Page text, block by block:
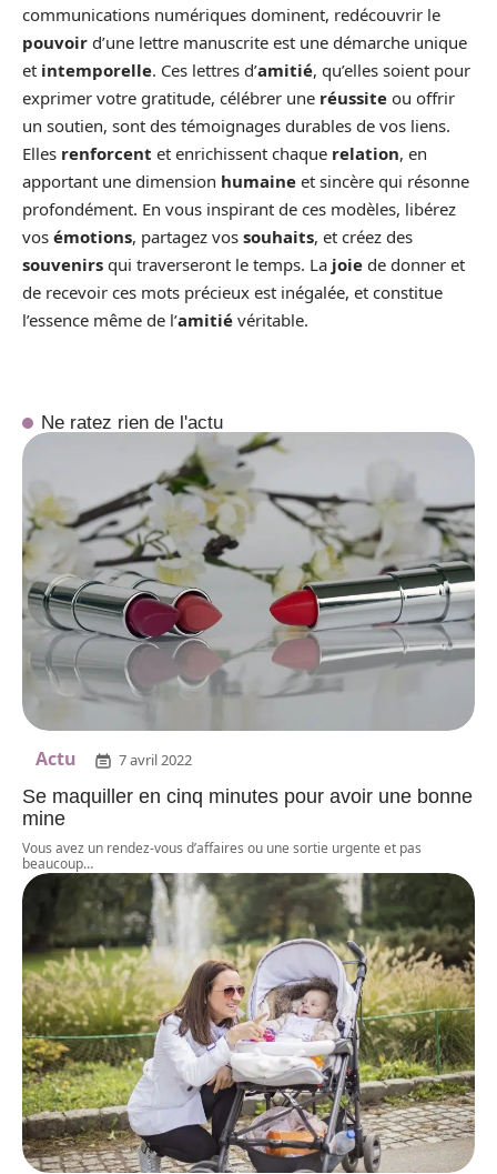
communications numériques dominent, redécouvrir le
pouvoir d’une lettre manuscrite est une démarche unique
et intemporelle. Ces lettres d’amitié, qu’elles soient pour
exprimer votre gratitude, célébrer une réussite ou offrir
un soutien, sont des témoignages durables de vos liens.
Elles renforcent et enrichissent chaque relation, en
apportant une dimension humaine et sincère qui résonne
profondément. En vous inspirant de ces modèles, libérez
vos émotions, partagez vos souhaits, et créez des
souvenirs qui traverseront le temps. La joie de donner et
de recevoir ces mots précieux est inégalée, et constitue
l’essence même de l’amitié véritable.
Ne ratez rien de l'actu
Actu 7 avril 2022
Se maquiller en cinq minutes pour avoir une bonne
mine
Vous avez un rendez-vous d’affaires ou une sortie urgente et pas
beaucoup…